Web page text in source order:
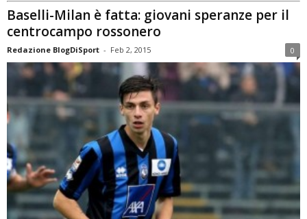
Baselli-Milan è fatta: giovani speranze per il
centrocampo rossonero
Redazione BlogDiSport - Feb 2, 2015 0